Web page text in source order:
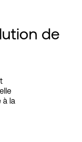
de
à la